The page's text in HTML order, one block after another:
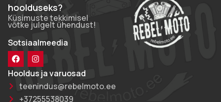
hoolduseks?
Küsimuste tekkimisel
võtke julgelt ühendust!
Sotsiaalmeedia
Hooldus ja varuosad
teenindus@rebelmoto.ee
+37255538039